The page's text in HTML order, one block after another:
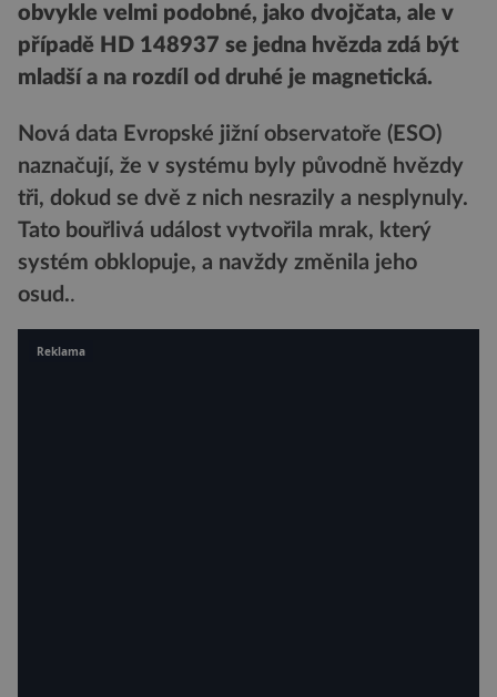
obvykle velmi podobné, jako dvojčata, ale v
případě HD 148937 se jedna hvězda zdá být
mladší a na rozdíl od druhé je magnetická.
Nová data Evropské jižní observatoře (ESO)
naznačují, že v systému byly původně hvězdy
tři, dokud se dvě z nich nesrazily a nesplynuly.
Tato bouřlivá událost vytvořila mrak, který
systém obklopuje, a navždy změnila jeho
osud..
Reklama